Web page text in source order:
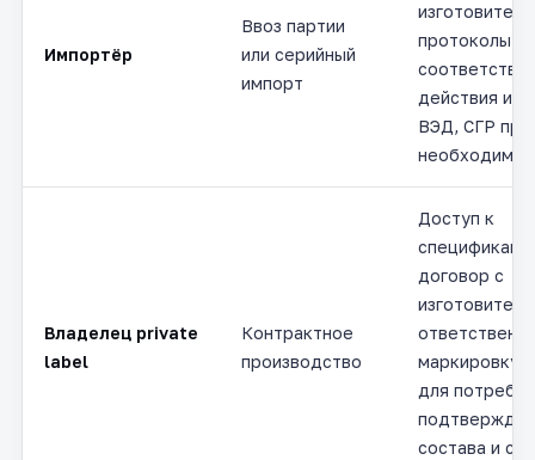
Импортёр
Ввоз партии
или серийный
импорт
протоколы
действия и
ВЭД, СГР при
Владелец private
label
Контрактное
производство
Доступ к
договор с
маркировку
для
состава и